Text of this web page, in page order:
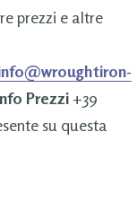
prezzi e altre
Prezzi +39
su questa